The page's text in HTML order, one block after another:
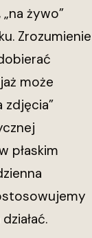
żywo”
Zrozumienie
może
płaskim